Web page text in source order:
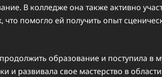
В колледже она также активно
помогло ей получить опыт
образование и поступила в
и развивала свое мастерство в